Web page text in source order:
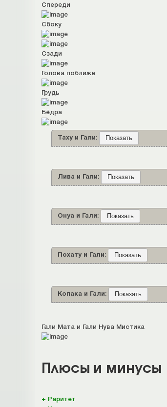
Спереди
Сбоку
Сзади
Голова поближе
Грудь
Бёдра
Таху и Гали:
Лива и Гали:
Онуа и Гали:
Похату и Гали:
Копака и Гали:
Гали Мата и Гали Нува Мистика
Плюсы и минусы
+ Раритет